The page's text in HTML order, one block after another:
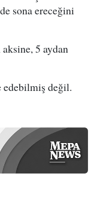
sona ereceğini
5 aydan
edebilmiş değil.